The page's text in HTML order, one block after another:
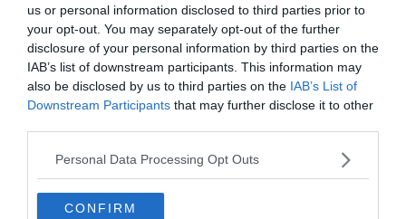
us or personal information disclosed to third parties prior to
your opt-out. You may separately opt-out of the further
disclosure of your personal information by third parties on the
IAB’s list of downstream participants. This information may
also be disclosed by us to third parties on the IAB’s List of
Downstream Participants that may further disclose it to other
Personal Data Processing Opt Outs
CONFIRM
Les 5 volcans à arpenter aux Îles Canaries
7 endroits incroyables où observer la faune et la flore
aux Canaries
L’observatoire de Temisas à Gran
Canaria